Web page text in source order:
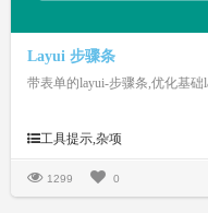
Layui 步骤条
带表单的layui-步骤条,优化基
工具提示,杂项
1299 0